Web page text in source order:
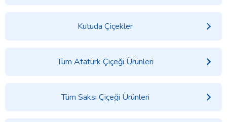
Kutuda Çiçekler
Tüm Atatürk Çiçeği Ürünleri
Tüm Saksı Çiçeği Ürünleri